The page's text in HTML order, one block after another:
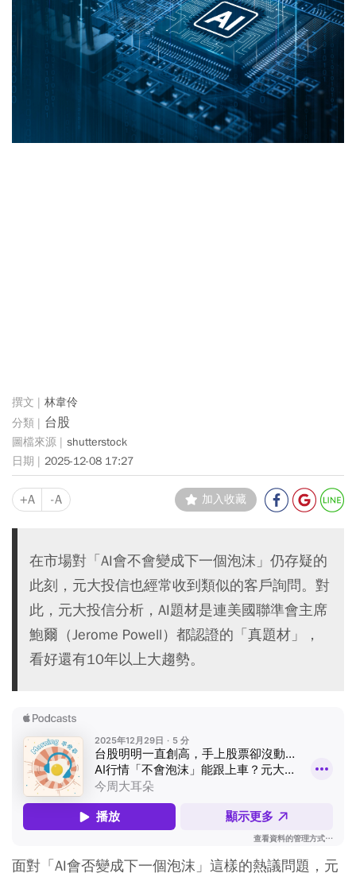
林韋伶
台股
shutterstock
2025-12-08 17:27
+A -A 加入收藏
在市場對「AI會不會變成下一個泡沫」仍存疑的
此刻，元大投信也經常收到類似的客戶詢問。對
此，元大投信分析，AI題材是連美國聯準會主席
鮑爾（Jerome Powell）都認證的「真題材」，
看好還有10年以上大趨勢。
面對「AI會否變成下一個泡沫」這樣的熱議問題，元